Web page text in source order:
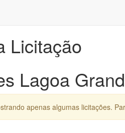
Licitação
Lagoa
apenas algumas licitações.